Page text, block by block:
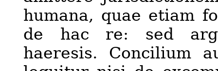
humana, quae etiam
de hac re: sed
haeresis. Concilium